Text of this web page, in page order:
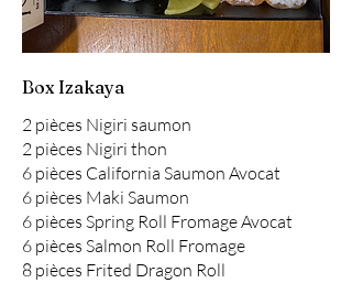
Box Izakaya
2 pièces Nigiri saumon
2 pièces Nigiri thon
6 pièces California Saumon Avocat
6 pièces Maki Saumon
6 pièces Spring Roll Fromage Avocat
6 pièces Salmon Roll Fromage
8 pièces Frited Dragon Roll